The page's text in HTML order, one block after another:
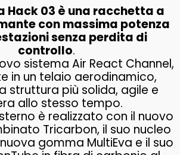
Hack 03 è una racchetta a
con massima potenza
senza perdita di
controllo.
sistema Air React Channel,
in un telaio aerodinamico,
struttura più solida, agile e
allo stesso tempo.
è realizzato con il nuovo
Tricarbon, il suo nucleo
gomma MultiEva e il suo